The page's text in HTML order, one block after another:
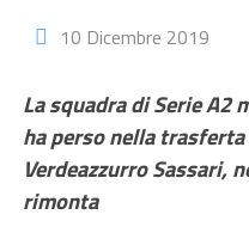
10 Dicembre 2019
La squadra di Serie A2
ha perso nella
Verdeazzurro Sassari,
rimonta